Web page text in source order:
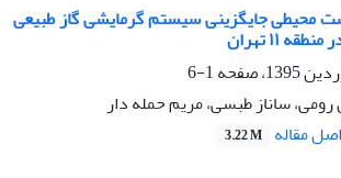
محیطی جایگزینی سیستم گرمایشی گاز طبیعی
١١ تهران
1-6
ساناز طبسی، مریم حمله دار
اصل مقاله 3.22 M